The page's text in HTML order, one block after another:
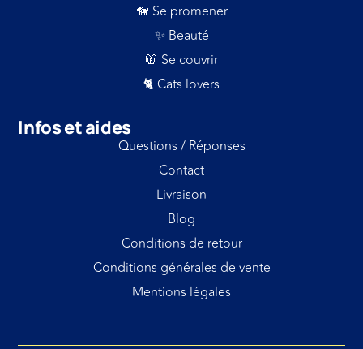
🦮 Se promener
✨ Beauté
🧥 Se couvrir
🐈 Cats lovers
Infos et aides
Questions / Réponses
Contact
Livraison
Blog
Conditions de retour
Conditions générales de vente
Mentions légales